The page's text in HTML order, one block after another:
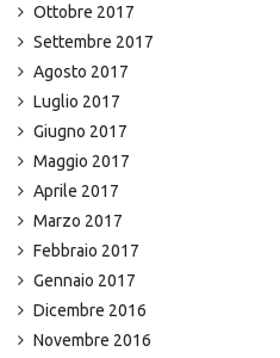
Ottobre 2017
Settembre 2017
Agosto 2017
Luglio 2017
Giugno 2017
Maggio 2017
Aprile 2017
Marzo 2017
Febbraio 2017
Gennaio 2017
Dicembre 2016
Novembre 2016